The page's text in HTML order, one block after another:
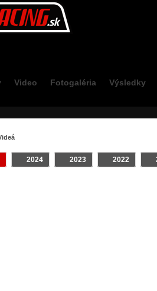
Video Fotogaléria Výsledky
2024 2023 2022